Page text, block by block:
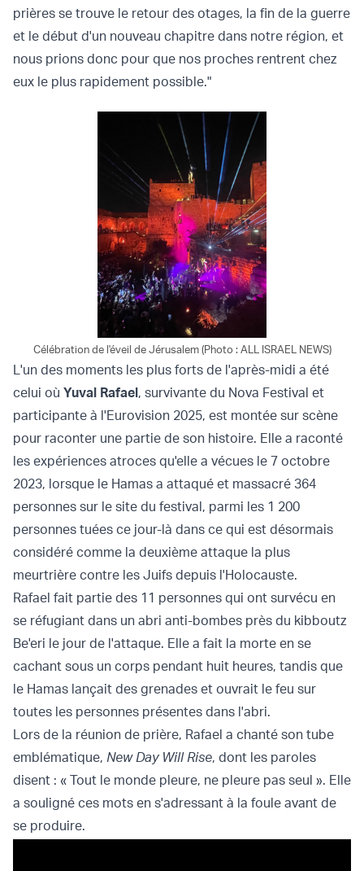
prières se trouve le retour des otages, la fin de la guerre
et le début d'un nouveau chapitre dans notre région, et
nous prions donc pour que nos proches rentrent chez
eux le plus rapidement possible."
Célébration de l'éveil de Jérusalem (Photo : ALL ISRAEL NEWS)
L'un des moments les plus forts de l'après-midi a été
celui où Yuval Rafael, survivante du Nova Festival et
participante à l'Eurovision 2025, est montée sur scène
pour raconter une partie de son histoire. Elle a raconté
les expériences atroces qu'elle a vécues le 7 octobre
2023, lorsque le Hamas a attaqué et massacré 364
personnes sur le site du festival, parmi les 1 200
personnes tuées ce jour-là dans ce qui est désormais
considéré comme la deuxième attaque la plus
meurtrière contre les Juifs depuis l'Holocauste.
Rafael fait partie des 11 personnes qui ont survécu en
se réfugiant dans un abri anti-bombes près du kibboutz
Be'eri le jour de l'attaque. Elle a fait la morte en se
cachant sous un corps pendant huit heures, tandis que
le Hamas lançait des grenades et ouvrait le feu sur
toutes les personnes présentes dans l'abri.
Lors de la réunion de prière, Rafael a chanté son tube
emblématique, New Day Will Rise, dont les paroles
disent : « Tout le monde pleure, ne pleure pas seul ». Elle
a souligné ces mots en s'adressant à la foule avant de
se produire.